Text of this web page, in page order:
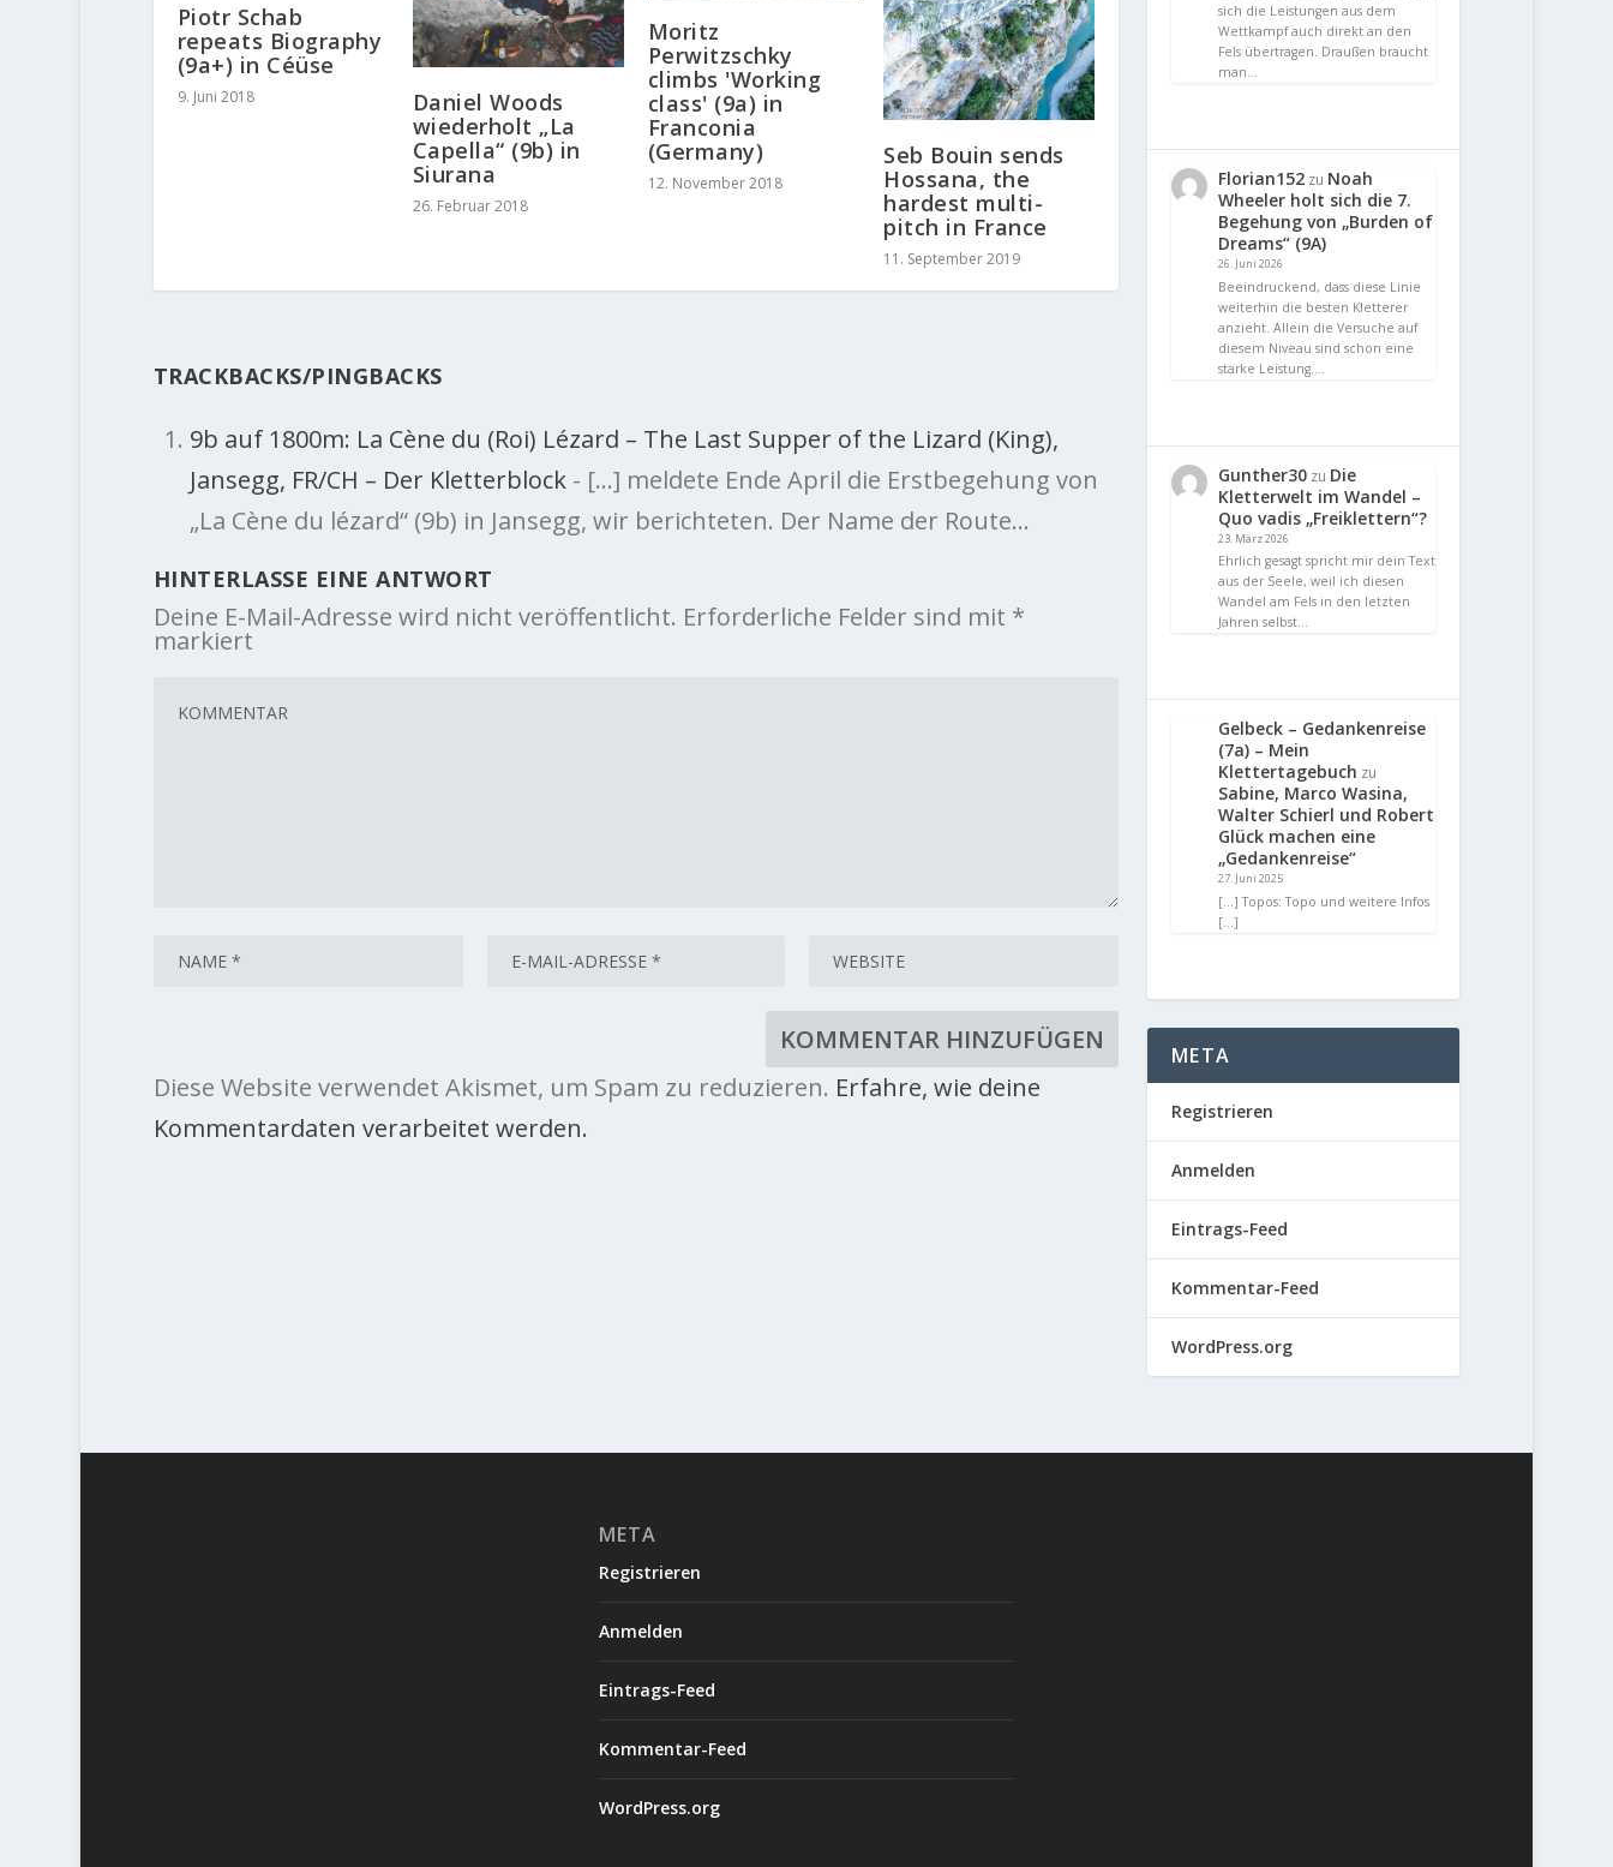
Piotr Schab
repeats Biography
(9a+) in Céüse
9. Juni 2018
Daniel Woods
wiederholt „La
Capella“ (9b) in
Siurana
26. Februar 2018
Moritz
Perwitzschky
climbs 'Working
class' (9a) in
Franconia
(Germany)
12. November 2018
Seb Bouin sends
Hossana, the
hardest multi-
pitch in France
11. September 2019
TRACKBACKS/PINGBACKS
9b auf 1800m: La Cène du (Roi) Lézard – The Last Supper of the Lizard (King),
Jansegg, FR/CH – Der Kletterblock- […] meldete Ende April die Erstbegehung von
„La Cène du lézard“ (9b) in Jansegg, wir berichteten. Der Name der Route…
HINTERLASSE EINE ANTWORT
Deine E-Mail-Adresse wird nicht veröffentlicht. Erforderliche Felder sind mit *
markiert
Diese Website verwendet Akismet, um Spam zu reduzieren. Erfahre, wie deine
Kommentardaten verarbeitet werden.
sich die Leistungen aus dem
Wettkampf auch direkt an den
Fels übertragen. Draußen braucht
man…
Florian152 zu Noah
Wheeler holt sich die 7.
Begehung von „Burden of
Dreams“ (9A)
26. Juni 2026
Beeindruckend, dass diese Linie
weiterhin die besten Kletterer
anzieht. Allein die Versuche auf
diesem Niveau sind schon eine
starke Leistung.…
Gunther30 zu Die
Kletterwelt im Wandel –
Quo vadis „Freiklettern“?
23. März 2026
Ehrlich gesagt spricht mir dein Text
aus der Seele, weil ich diesen
Wandel am Fels in den letzten
Jahren selbst…
Gelbeck – Gedankenreise
(7a) – Mein
Klettertagebuch zu
Sabine, Marco Wasina,
Walter Schierl und Robert
Glück machen eine
„Gedankenreise“
27. Juni 2025
[…] Topos: Topo und weitere Infos
[…]
META
Registrieren
Anmelden
Eintrags-Feed
Kommentar-Feed
WordPress.org
META
Registrieren
Anmelden
Eintrags-Feed
Kommentar-Feed
WordPress.org